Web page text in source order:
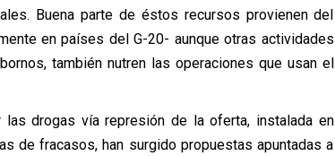
Buena parte de éstos recursos provienen del
en países del G-20- aunque otras actividades
también nutren las operaciones que usan el
drogas vía represión de la oferta, instalada en
de fracasos, han surgido propuestas apuntadas a